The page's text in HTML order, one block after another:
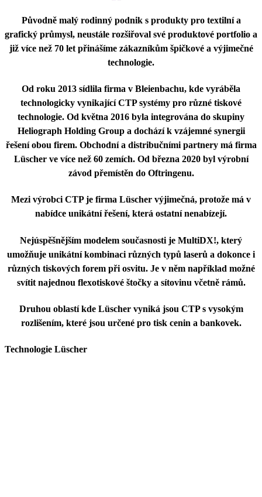
Původně malý rodinný podnik s produkty pro textilní a
grafický průmysl, neustále rozšiřoval své produktové portfolio a
již více než 70 let přinášíme zákazníkům špičkové a výjimečné
technologie.
Od roku 2013 sídlila firma v Bleienbachu, kde vyráběla
technologicky vynikající CTP systémy pro různé tiskové
technologie. Od května 2016 byla integrována do skupiny
Heliograph Holding Group a dochází k vzájemné synergii
řešení obou firem. Obchodní a distribučními partnery má firma
Lüscher ve více než 60 zemích. Od března 2020 byl výrobní
závod přemístěn do Oftringenu.
Mezi výrobci CTP je firma Lüscher výjimečná, protože má v
nabídce unikátní řešení, která ostatní nenabízejí.
Nejúspěšnějším modelem současnosti je MultiDX!, který
umožňuje unikátní kombinaci různých typů laserů a dokonce i
různých tiskových forem při osvitu. Je v něm například možné
svítit najednou flexotiskové štočky a sítovinu včetně rámů.
Druhou oblastí kde Lüscher vyniká jsou CTP s vysokým
rozlišením,které jsou určené pro tisk cenin a bankovek.
Technologie Lüscher